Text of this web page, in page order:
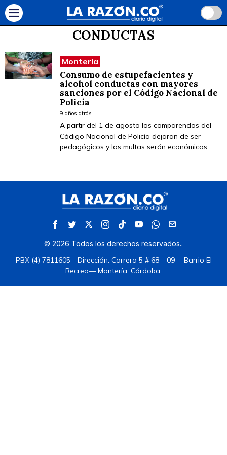
CONDUCTAS
Montería
Consumo de estupefacientes y
alcohol conductas con mayores
sanciones por el Código Nacional de
Policía
9 años atrás
A partir del 1 de agosto los comparendos del
Código Nacional de Policía dejaran de ser
pedagógicos y las multas serán económicas
© 2026 Todos los derechos reservados..
PBX (4) 7811605 - Dirección: Carrera 5 # 68 – 09 —Barrio El
Recreo— Montería, Córdoba.